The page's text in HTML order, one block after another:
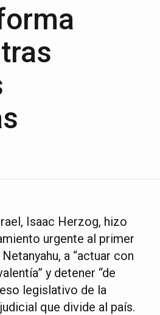
Isaac Herzog, hizo
urgente al primer
a “actuar con
y detener “de
legislativo de la
que divide al país.